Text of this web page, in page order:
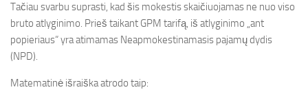
Tačiau svarbu suprasti, kad šis mokestis skaičiuojamas ne nuo viso
bruto atlyginimo. Prieš taikant GPM tarifą, iš atlyginimo „ant
popieriaus“ yra atimamas Neapmokestinamasis pajamų dydis
(NPD).
Matematinė išraiška atrodo taip: